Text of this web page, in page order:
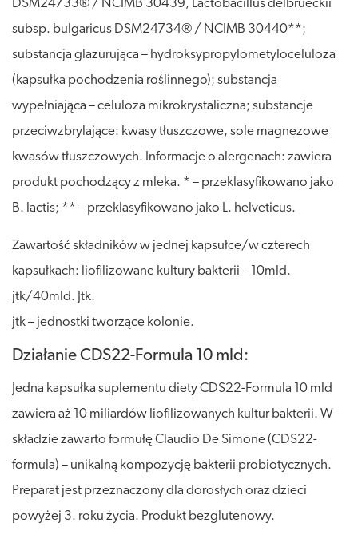
DSM24733® / NCIMB 30439, Lactobacillus delbrueckii
subsp. bulgaricus DSM24734® / NCIMB 30440**;
substancja glazurująca – hydroksypropylometyloceluloza
(kapsułka pochodzenia roślinnego); substancja
wypełniająca – celuloza mikrokrystaliczna; substancje
przeciwzbrylające: kwasy tłuszczowe, sole magnezowe
kwasów tłuszczowych. Informacje o alergenach: zawiera
produkt pochodzący z mleka. * – przeklasyfikowano jako
B. lactis; ** – przeklasyfikowano jako L. helveticus.
Zawartość składników w jednej kapsułce/w czterech
kapsułkach: liofilizowane kultury bakterii – 10mld.
jtk/40mld. Jtk.
jtk – jednostki tworzące kolonie.
Działanie CDS22-Formula 10 mld:
Jedna kapsułka suplementu diety CDS22-Formula 10 mld
zawiera aż 10 miliardów liofilizowanych kultur bakterii. W
składzie zawarto formułę Claudio De Simone (CDS22-
formula) – unikalną kompozycję bakterii probiotycznych.
Preparat jest przeznaczony dla dorosłych oraz dzieci
powyżej 3. roku życia. Produkt bezglutenowy.